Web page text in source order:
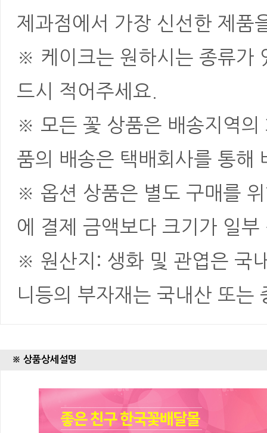
제과점에서 가장 신선한 제품
※ 케이크는 원하시는 종류가
드시 적어주세요.
※ 모든 꽃 상품은 배송지역의
품의 배송은 택배회사를 통해
※ 옵션 상품은 별도 구매를
에 결제 금액보다 크기가 일
※ 원산지: 생화 및 관엽은 국
니등의 부자재는 국내산 또는
※ 상품상세설명